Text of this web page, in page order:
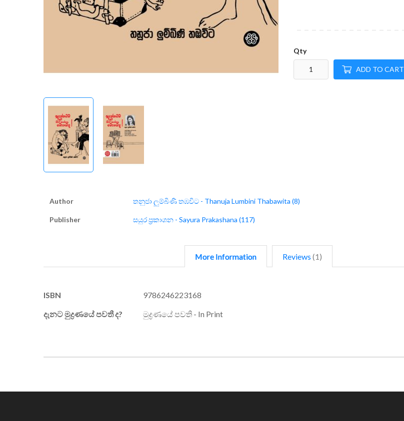
Qty
ADD TO CART
Author තනුජා ලුම්බිණි තඹවිට - Thanuja Lumbini Thabawita (8)
Publisher සයුර ප්‍රකාශන - Sayura Prakashana (117)
More Information Reviews 1
More
ISBN
9786246223168
දැනට මුද්‍රණයේ පවතී ද?
මුද්‍රණයේ පවති - In Print